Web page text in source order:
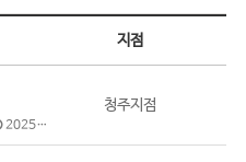
지점
2025.09.30
청주지점